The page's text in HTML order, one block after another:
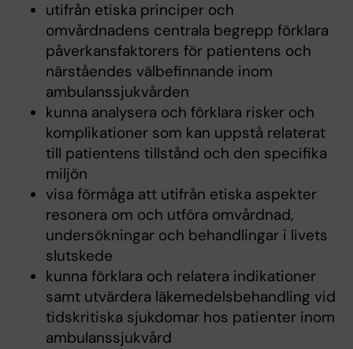
utifrån etiska principer och
omvårdnadens centrala begrepp förklara
påverkansfaktorers för patientens och
närståendes välbefinnande inom
ambulanssjukvården
kunna analysera och förklara risker och
komplikationer som kan uppstå relaterat
till patientens tillstånd och den specifika
miljön
visa förmåga att utifrån etiska aspekter
resonera om och utföra omvårdnad,
undersökningar och behandlingar i livets
slutskede
kunna förklara och relatera indikationer
samt utvärdera läkemedelsbehandling vid
tidskritiska sjukdomar hos patienter inom
ambulanssjukvård